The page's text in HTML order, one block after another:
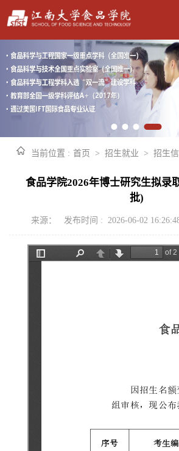
当前位置 : 首页 > 招生就业 > 招生
食品学院2026年博士研究生拟录
批)
来源： 发布时间 : 2026-06-02